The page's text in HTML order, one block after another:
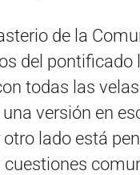
de la
del pontificado
todas las
versión en
lado está